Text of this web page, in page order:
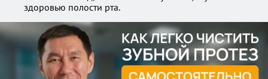
здоровью полости рта.